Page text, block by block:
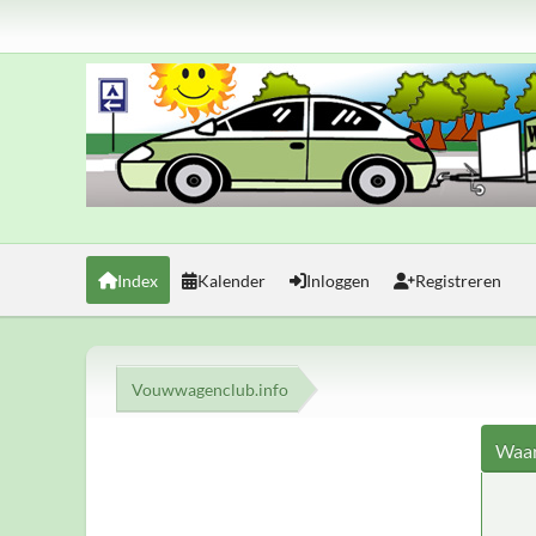
Index Kalender Inloggen Registreren
Vouwwagenclub.info